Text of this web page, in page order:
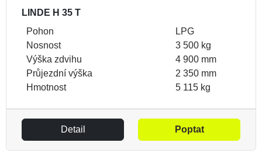
LINDE H 35 T
Pohon
LPG
Nosnost
3 500 kg
Výška zdvihu
4 900 mm
Průjezdní výška
2 350 mm
Hmotnost
5 115 kg
Detail Poptat